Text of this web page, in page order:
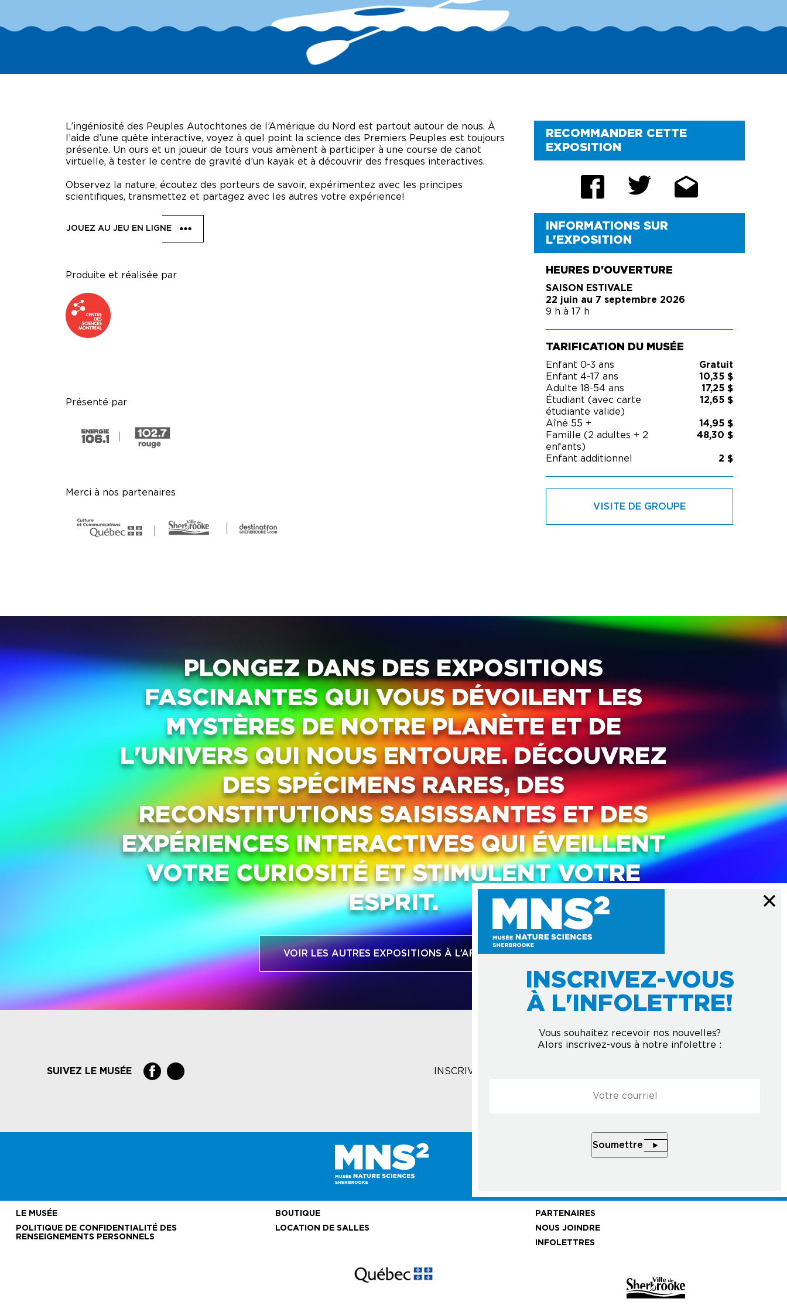
VIRTUELLES
CAMP D’ÉTÉ
CONSERVATION
BRÛLOTTE
VISITE DES
COULISSES
RENSEIGNEMENTS
FAQ
L’ingéniosité des Peuples Autochtones de l’Amérique du Nord est partout autour de nous. À
l’aide d’une quête interactive, voyez à quel point la science des Premiers Peuples est toujours
présente. Un ours et un joueur de tours vous amènent à participer à une course de canot
virtuelle, à tester
le centre de gravité d’un kayak et à découvrir des fresques interactives.
Observez la nature, écoutez des porteurs de savoir, expérimentez avec les principes
scientifiques, transmettez et partagez avec les autres votre expérience!
JOUEZ AU JEU EN LIGNE
Produite et réalisée par
Présenté par
Merci à nos partenaires
RECOMMANDER CETTE
EXPOSITION
INFORMATIONS SUR
L'EXPOSITION
HEURES D'OUVERTURE
SAISON ESTIVALE
22 juin au 7 septembre 2026
9 h à 17 h
TARIFICATION DU MUSÉE
Enfant 0-3 ans
Gratuit
Enfant 4-17 ans
10,35 $
Adulte 18-54 ans
17,25 $
Étudiant (avec carte
étudiante valide)
12,65 $
Aîné 55 +
14,95 $
Famille (2 adultes + 2
enfants)
48,30 $
Enfant additionnel 2 $
VISITE DE GROUPE
PLONGEZ DANS DES EXPOSITIONS
FASCINANTES QUI VOUS DÉVOILENT LES
MYSTÈRES DE NOTRE PLANÈTE ET DE
L'UNIVERS QUI NOUS ENTOURE. DÉCOUVREZ
DES SPÉCIMENS RARES, DES
RECONSTITUTIONS SAISISSANTES ET DES
EXPÉRIENCES INTERACTIVES QUI ÉVEILLENT
VOTRE CURIOSITÉ ET STIMULENT VOTRE
ESPRIT.
VOIR LES AUTRES EXPOSITIONS À L’AFFICHE
INSCRIVEZ-VOUS
À L'INFOLETTRE!
Vous souhaitez recevoir nos nouvelles?
Alors inscrivez-vous à notre infolettre :
Soumettre
SUIVEZ LE MUSÉE INSCRIVEZ-VOUS À L'INFOLETTRE
Soumettre
LE MUSÉE
POLITIQUE DE CONFIDENTIALITÉ DES
RENSEIGNEMENTS PERSONNELS
BOUTIQUE
LOCATION DE SALLES
PARTENAIRES
NOUS JOINDRE
INFOLETTRES